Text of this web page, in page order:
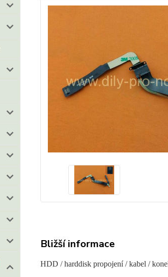
Bližší informace
HDD / harddisk propojení / kabel /